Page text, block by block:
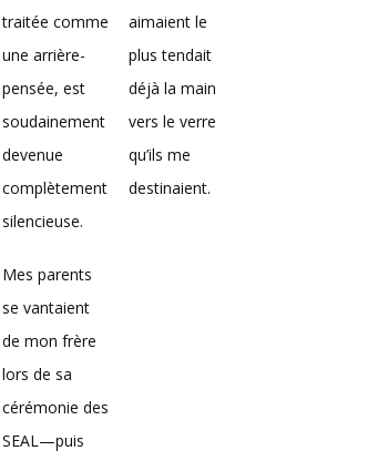
traitée comme
une arrière-
pensée, est
soudainement
devenue
complètement
silencieuse.
aimaient le
plus tendait
déjà la main
vers le verre
qu’ils me
destinaient.
Mes parents
se vantaient
de mon frère
lors de sa
cérémonie des
SEAL—puis